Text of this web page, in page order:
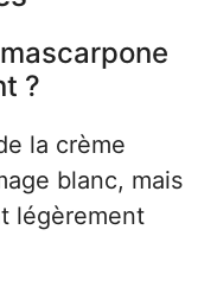
?
la crème
blanc, mais
légèrement